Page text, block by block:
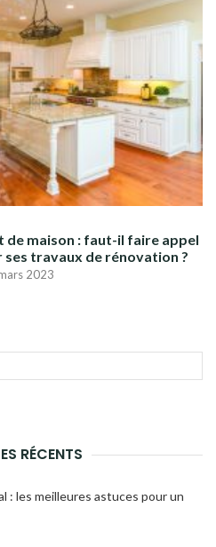
de maison : faut-il faire appel
travaux de rénovation ?
2023
RÉCENTS
: les meilleures astuces pour un